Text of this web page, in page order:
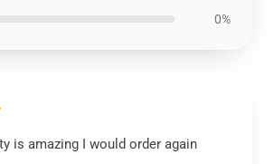
0%
is amazing I would order again